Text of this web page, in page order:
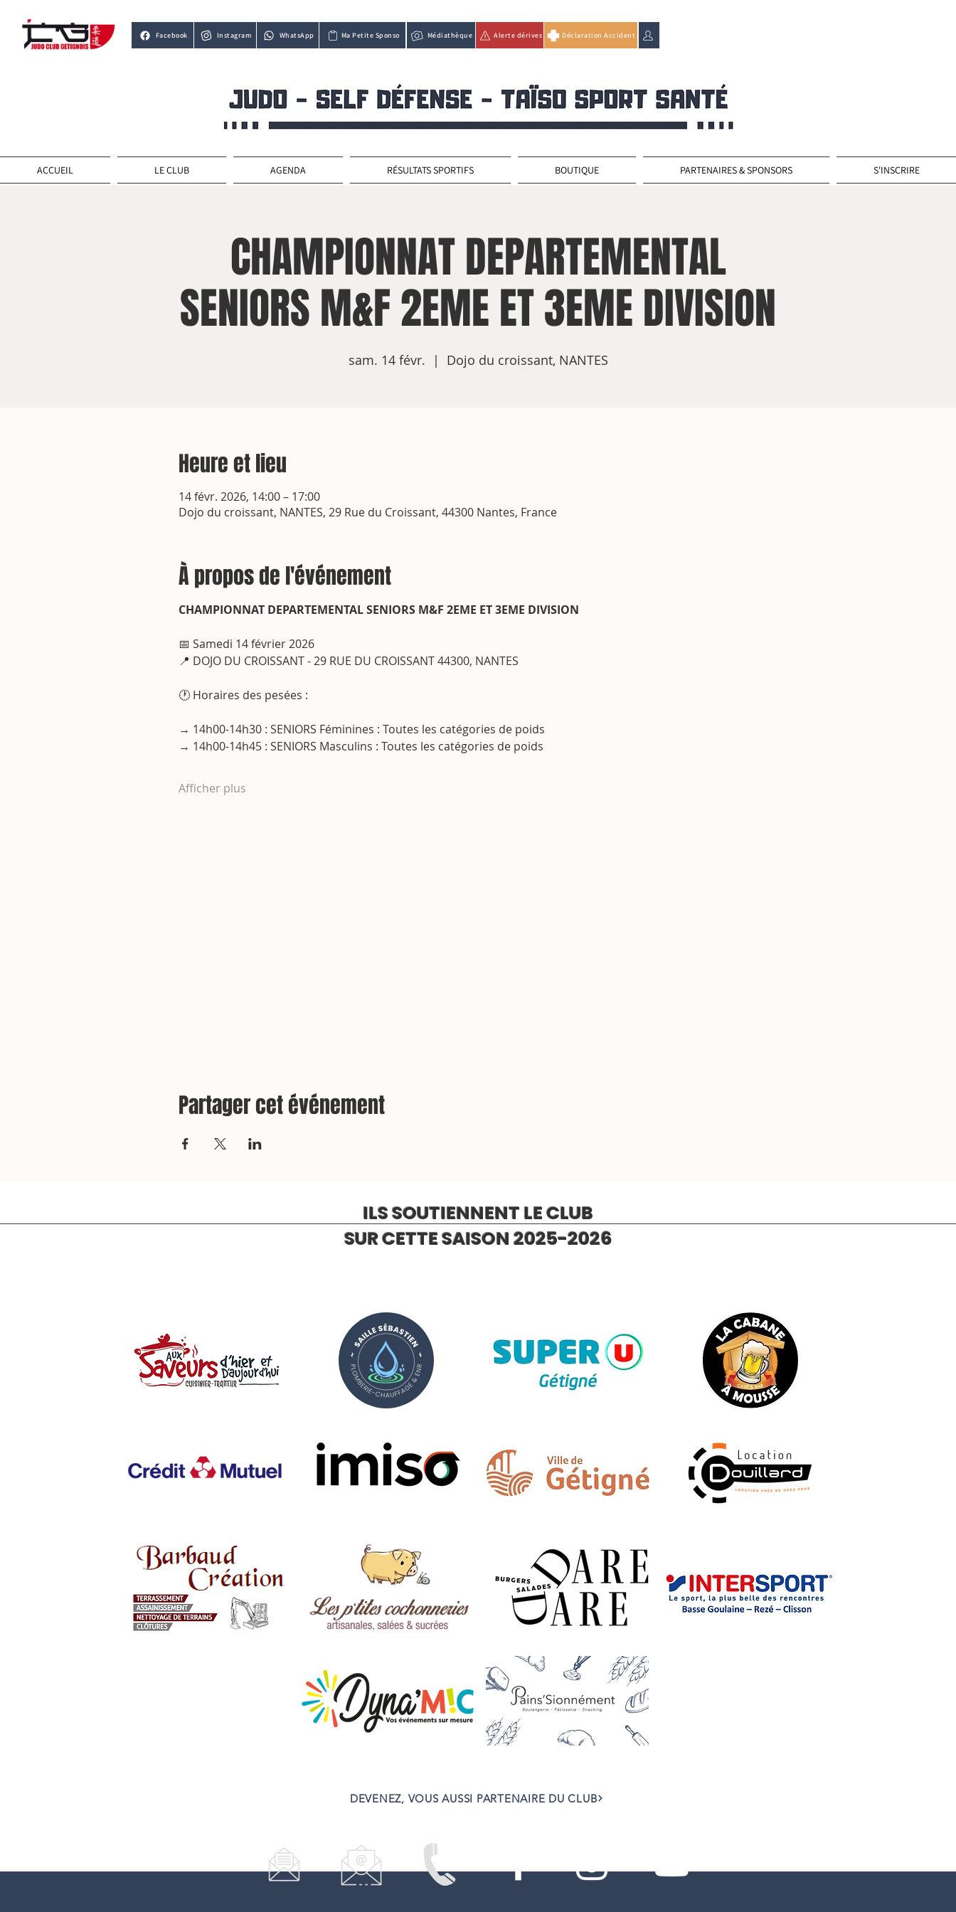
Facebook Instagram WhatsApp Ma Petite Sponso Médiathèque Alerte dérives Déclaration Accident
ACCUEIL LE CLUB AGENDA RÉSULTATS SPORTIFS BOUTIQUE PARTENAIRES & SPONSORS S'INSCRIRE
CHAMPIONNAT DEPARTEMENTAL
SENIORS M&F 2EME ET 3EME DIVISION
sam. 14 févr.
  |
Dojo du croissant, NANTES
Heure et lieu
14 févr. 2026, 14:00 – 17:00
Dojo du croissant, NANTES, 29 Rue du Croissant, 44300 Nantes, France
À propos de l'événement
CHAMPIONNAT DEPARTEMENTAL SENIORS M&F 2EME ET 3EME DIVISION
📅 Samedi 14 février 2026
📍 DOJO DU CROISSANT - 29 RUE DU CROISSANT 44300, NANTES
🕐 Horaires des pesées :
→ 14h00-14h30 : SENIORS Féminines : Toutes les catégories de poids
→ 14h00-14h45 : SENIORS Masculins : Toutes les catégories de poids
Afficher plus
Partager cet événement
ILS SOUTIENNENT LE CLUB
SUR CETTE SAISON 2025-2026
DEVENEZ, VOUS AUSSI PARTENAIRE DU CLUB